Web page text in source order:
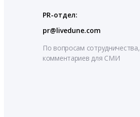
PR-отдел:
pr@livedune.com
По вопросам сотрудничества,
комментариев для СМИ